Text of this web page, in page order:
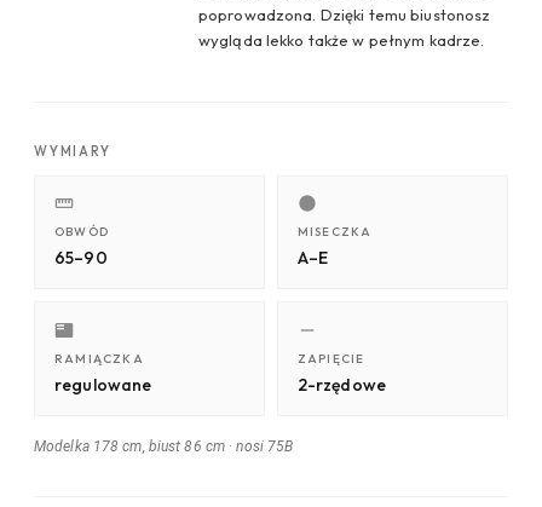
poprowadzona. Dzięki temu biustonosz
wygląda lekko także w pełnym kadrze.
WYMIARY
OBWÓD
65–90
MISECZKA
A–E
RAMIĄCZKA
regulowane
ZAPIĘCIE
2-rzędowe
Modelka 178 cm, biust 86 cm ·nosi 75B